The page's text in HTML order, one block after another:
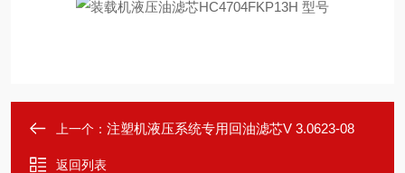
上一个： 注塑机液压系统专用回油滤芯V 3.0623-08
返回列表